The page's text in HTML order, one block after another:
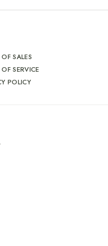
SALES
SERVICE
POLICY